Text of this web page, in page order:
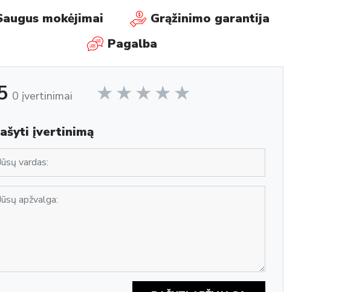
mokėjimai
Grąžinimo garantija
Pagalba
0 įvertinimai
įvertinimą